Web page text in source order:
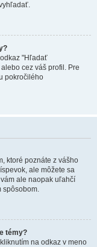
"Hľadať
cez váš profil. Pre
pokročilého
ktoré poznáte z vášho
ale môžete sa
ale naopak uľahčí
spôsobom.
témy?
na odkaz v meno